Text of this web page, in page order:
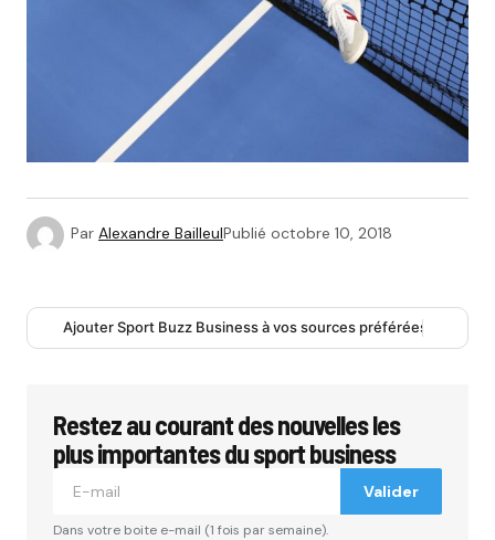
Par Alexandre BailleulPublié octobre 10, 2018
Ajouter Sport Buzz Business à vos sources préférées
Restez au courant des nouvelles les
plus importantes du sport business
Valider
Dans votre boite e-mail (1 fois par semaine).